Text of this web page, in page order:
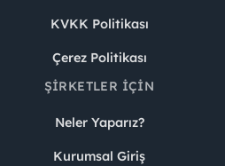
KVKK Politikası
Çerez Politikası
ŞIRKETLER İÇIN
Neler Yaparız?
Kurumsal Giriş